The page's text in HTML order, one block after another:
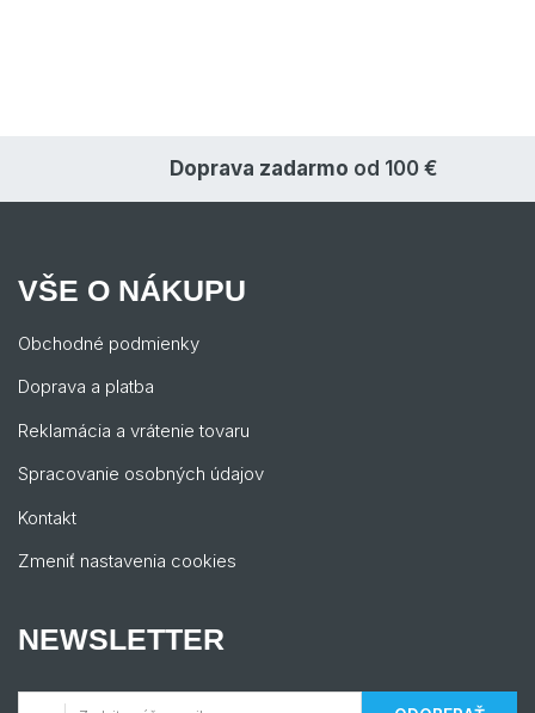
Doprava zadarmo od 100 €
VŠE O NÁKUPU
Obchodné podmienky
Doprava a platba
Reklamácia a vrátenie tovaru
Spracovanie osobných údajov
Kontakt
Zmeniť nastavenia cookies
NEWSLETTER